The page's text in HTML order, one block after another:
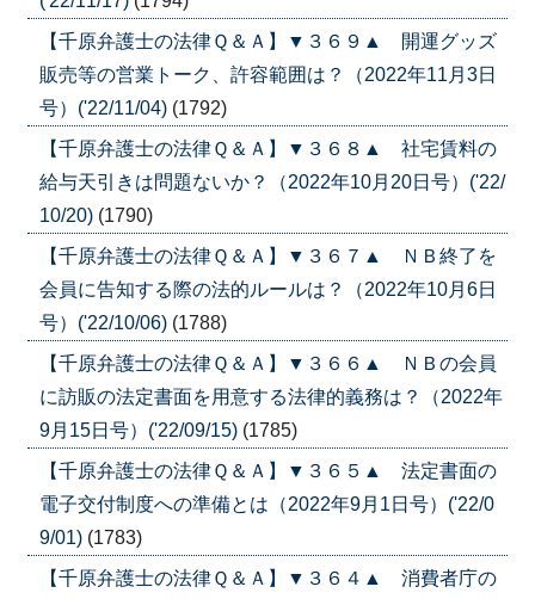
【千原弁護士の法律Ｑ＆Ａ】▼３６９▲ 開運グッズ
販売等の営業トーク、許容範囲は？（2022年11月3日
号）('22/11/04) (1792)
【千原弁護士の法律Ｑ＆Ａ】▼３６８▲ 社宅賃料の
給与天引きは問題ないか？（2022年10月20日号）('22/
10/20) (1790)
【千原弁護士の法律Ｑ＆Ａ】▼３６７▲ ＮＢ終了を
会員に告知する際の法的ルールは？（2022年10月6日
号）('22/10/06) (1788)
【千原弁護士の法律Ｑ＆Ａ】▼３６６▲ ＮＢの会員
に訪販の法定書面を用意する法律的義務は？（2022年
9月15日号）('22/09/15) (1785)
【千原弁護士の法律Ｑ＆Ａ】▼３６５▲ 法定書面の
電子交付制度への準備とは（2022年9月1日号）('22/0
9/01) (1783)
【千原弁護士の法律Ｑ＆Ａ】▼３６４▲ 消費者庁の